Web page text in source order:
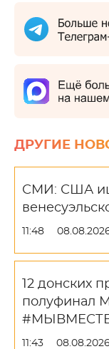
ДРУГИЕ
СМИ: США
11:48
12 донских
полуфинал
11:43 08.08.2026